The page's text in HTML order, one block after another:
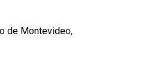
de Montevideo,